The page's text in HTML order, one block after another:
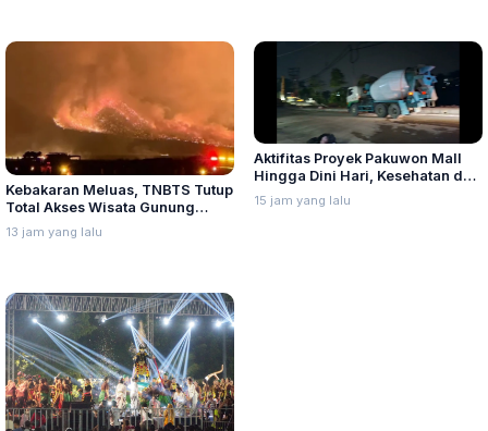
Kebakaran Meluas, TNBTS Tutup
Total Akses Wisata Gunung
Bromo
13 jam yang lalu
Aktifitas Proyek Pakuwon Mall
Hingga Dini Hari, Kesehatan dan
Ketenangan Warga Gombel
Lama Terganggu
15 jam yang lalu